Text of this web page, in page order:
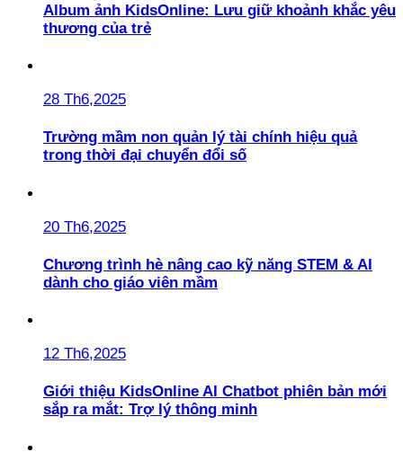
Album ảnh KidsOnline: Lưu giữ khoảnh khắc yêu
thương của trẻ
28 Th6,2025
Trường mầm non quản lý tài chính hiệu quả
trong thời đại chuyển đổi số
20 Th6,2025
Chương trình hè nâng cao kỹ năng STEM & AI
dành cho giáo viên mầm
12 Th6,2025
Giới thiệu KidsOnline AI Chatbot phiên bản mới
sắp ra mắt: Trợ lý thông minh